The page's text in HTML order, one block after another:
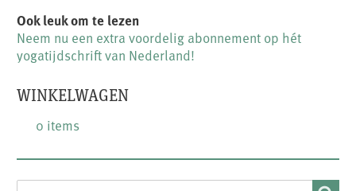
Ook leuk om te lezen
Neem nu een extra voordelig abonnement op hét
yogatijdschrift van Nederland!
WINKELWAGEN
0 items